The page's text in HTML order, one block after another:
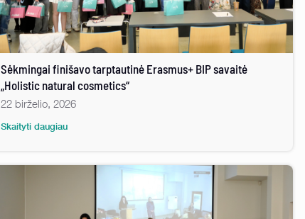
Sėkmingai finišavo tarptautinė Erasmus+ BIP savaitė
„Holistic natural cosmetics“
22 birželio, 2026
Skaityti daugiau